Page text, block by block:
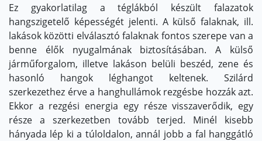
Ez gyakorlatilag a téglákból készült falazatok
hangszigetelő képességét jelenti. A külső falaknak, ill.
lakások közötti elválasztó falaknak fontos szerepe van a
benne élők nyugalmának biztosításában. A külső
járműforgalom, illetve lakáson belüli beszéd, zene és
hasonló hangok léghangot keltenek. Szilárd
szerkezethez érve a hanghullámok rezgésbe hozzák azt.
Ekkor a rezgési energia egy része visszaverődik, egy
része a szerkezetben tovább terjed. Minél kisebb
hányada lép ki a túloldalon, annál jobb a fal hanggátló